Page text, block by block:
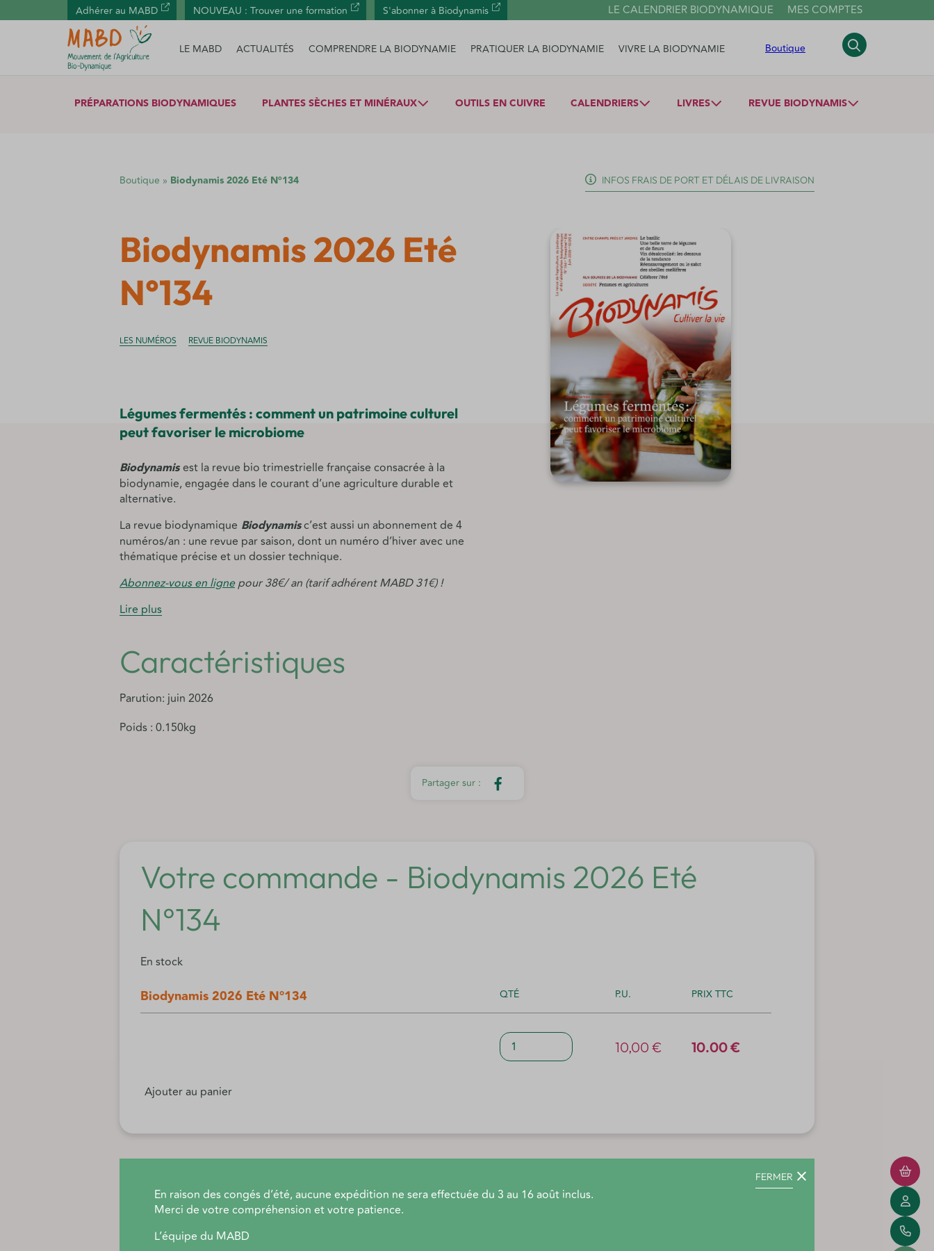
Panneau de gestion des cookies
Adhérer au MABD NOUVEAU : Trouver une formation S'abonner à Biodynamis LE CALENDRIER BIODYNAMIQUE MES COMPTES
LE MABD ACTUALITÉS COMPRENDRE LA BIODYNAMIE PRATIQUER LA BIODYNAMIE VIVRE LA BIODYNAMIE Boutique
PRÉPARATIONS BIODYNAMIQUES PLANTES SÈCHES ET MINÉRAUX OUTILS EN CUIVRE CALENDRIERS LIVRES REVUE BIODYNAMIS
Boutique » Biodynamis 2026 Eté N°134 INFOS FRAIS DE PORT ET DÉLAIS DE LIVRAISON
Biodynamis 2026 Eté
N°134
LES NUMÉROS REVUE BIODYNAMIS
Légumes fermentés : comment un patrimoine culturel
peut favoriser le microbiome
Biodynamis est la revue bio trimestrielle française consacrée à la
biodynamie, engagée dans le courant d’une agriculture durable et
alternative.
La revue biodynamique Biodynamisc’est aussi un abonnement de 4
numéros/an : une revue par saison, dont un numéro d’hiver avec une
thématique précise et un dossier technique.
Abonnez-vous en lignepour 38€/ an (tarif adhérent MABD 31€) !
Lire plus
Caractéristiques
Parution: juin 2026
Poids : 0.150kg
Votre commande - Biodynamis 2026 Eté
N°134
En stock
Biodynamis 2026 Eté N°134 QTÉ P.U. PRIX TTC
quantité
de
10,00 € 10.00 €
Ajouter au panier
Description produit
FERMER
En raison des congés d’été, aucune expédition ne sera effectuée du 3 au 16 août inclus.
Merci de votre compréhension et votre patience.
L’équipe du MABD